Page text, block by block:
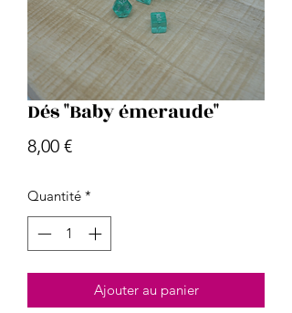
Dés "Baby émeraude"
8,00 €Prix
Quantité *
Ajouter au panier